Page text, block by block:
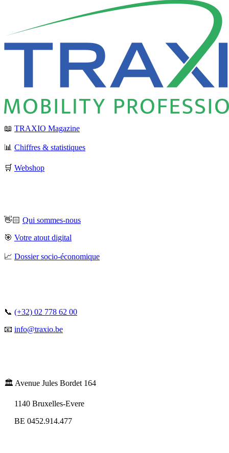
📖 TRAXIO Magazine
📊 Chiffres & statistiques
🛒 Webshop
👋🏻 Qui sommes-nous
🎯 Votre atout digital
📈 Dossier socio-économique
📞 (+32) 02 778 62 00
📧 info@traxio.be
🏛️ Avenue Jules Bordet 164
1140 Bruxelles-Evere
BE 0452.914.477